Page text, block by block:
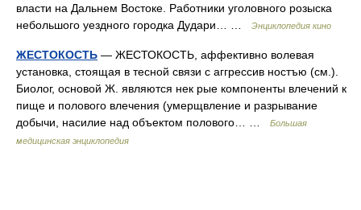
власти на Дальнем Востоке. Работники уголовного розыска
небольшого уездного городка Дудари… …
Энциклопедия кино
ЖЕСТОКОСТЬ — ЖЕСТОКОСТЬ, аффективно волевая
установка, стоящая в тесной связи с аггрессив ностъю (см.).
Биолог, основой Ж. являются нек рые компоненты влечений к
пище и полового влечения (умерщвление и разрывание
добычи, насилие над объектом полового… …
Большая
медицинская энциклопедия